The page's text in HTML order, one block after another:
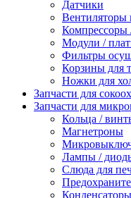
Датчики
Компрессоры
Модули /
Фильтры
Корзины для
Ножки для
Запчасти для
Запчасти для
Кольца /
Магнетроны
Лампы /
Слюда для